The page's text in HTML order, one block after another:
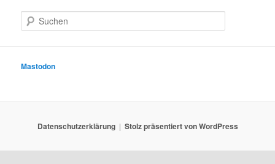
u
e
Mastodon
Datenschutzerklärung Stolz präsentiert von WordPress